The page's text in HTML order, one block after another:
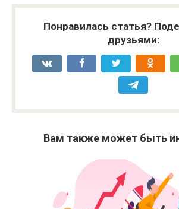
Понравилась статья?
друзьями:
Вам также может быть